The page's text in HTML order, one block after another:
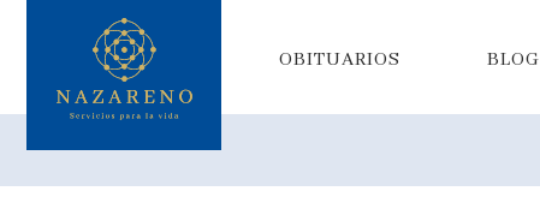
OBITUARIOS BLOG